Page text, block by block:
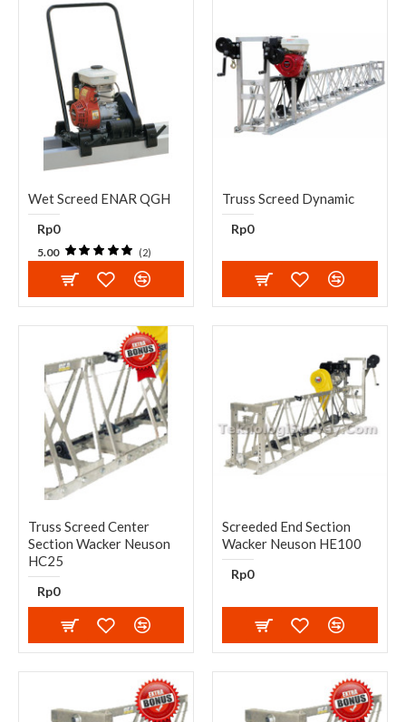
Wet Screed ENAR QGH
Rp0
5.00 (2)
Truss Screed Dynamic
Rp0
Truss Screed Center
Section Wacker Neuson
HC25
Rp0
Screeded End Section
Wacker Neuson HE100
Rp0